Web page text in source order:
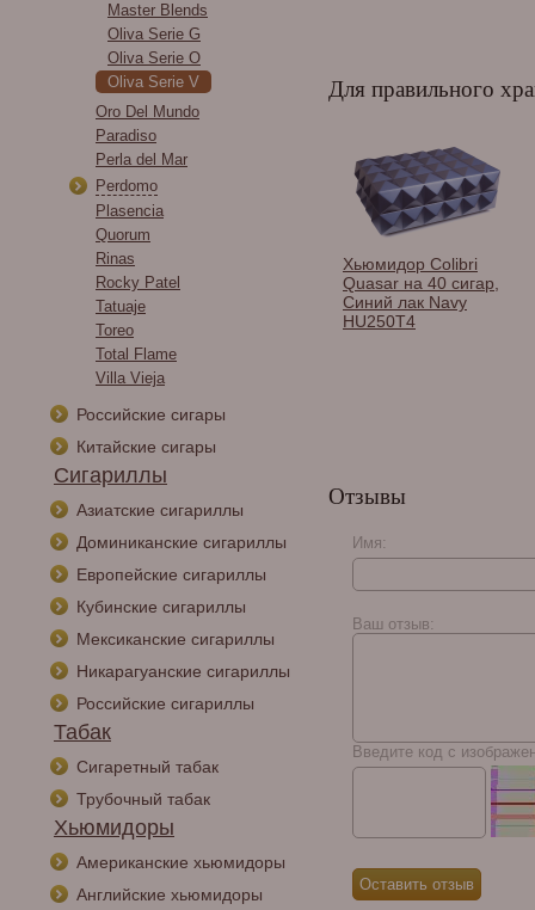
Master Blends
Oliva Serie G
Oliva Serie O
Oliva Serie V
Oro Del Mundo
Paradiso
Perla del Mar
Perdomo
Plasencia
Quorum
Rinas
Rocky Patel
Tatuaje
Toreo
Total Flame
Villa Vieja
Российские сигары
Китайские сигары
Сигариллы
Азиатские сигариллы
Доминиканские сигариллы
Европейские сигариллы
Кубинские сигариллы
Мексиканские сигариллы
Никарагуанские сигариллы
Российские сигариллы
Табак
Сигаретный табак
Трубочный табак
Хьюмидоры
Американские хьюмидоры
Английские хьюмидоры
Для правильного
Miller на 10 сигар,
Хьюмидор Colibri
Quasar на 40 сигар,
Синий лак Navy
HU250T4
Отзывы
Имя:
Ваш отзыв:
Введите код с